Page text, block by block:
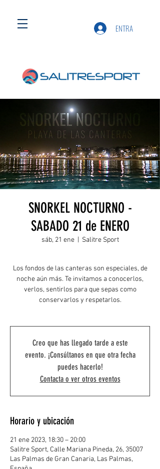
ENTRA
SNORKEL NOCTURNO -
SABADO 21 de ENERO
sáb, 21 ene
  |
Salitre Sport
Los fondos de las canteras son especiales, de
noche aún más. Te invitamos a conocerlos,
verlos, sentirlos para que sepas como
conservarlos y respetarlos.
Creo que has llegado tarde a este
evento. ¡Consúltanos en que otra fecha
puedes hacerlo!
Contacta o ver otros eventos
Horario y ubicación
21 ene 2023, 18:30 – 20:00
Salitre Sport, Calle Mariana Pineda, 26, 35007
Las Palmas de Gran Canaria, Las Palmas,